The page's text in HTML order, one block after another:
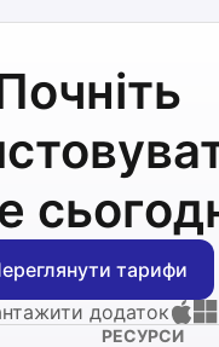
тарифи
додаток
РЕСУРСИ